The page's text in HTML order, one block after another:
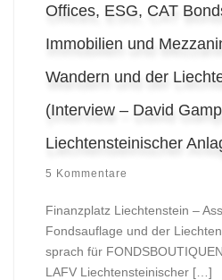
Offices, ESG, CAT
Immobilien und
Wandern und der
(Interview – David
Liechtensteinischer
5 Kommentare
Finanzplatz Liechtenstein –
Fondsauflage und der
sprach für
LAFV Liechtensteinischer […]